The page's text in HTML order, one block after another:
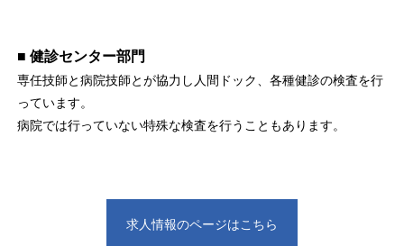
■ 健診センター部門
専任技師と病院技師とが協力し人間ドック、各種健診の検査を行
っています。
病院では行っていない特殊な検査を行うこともあります。
求人情報のページはこちら